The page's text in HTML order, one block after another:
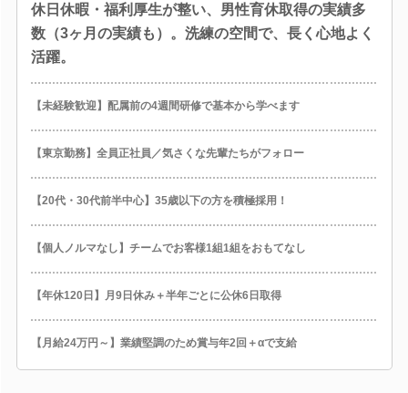
休日休暇・福利厚生が整い、男性育休取得の実績多
数（3ヶ月の実績も）。洗練の空間で、長く心地よく
活躍。
【未経験歓迎】配属前の4週間研修で基本から学べます
【東京勤務】全員正社員／気さくな先輩たちがフォロー
【20代・30代前半中心】35歳以下の方を積極採用！
【個人ノルマなし】チームでお客様1組1組をおもてなし
【年休120日】月9日休み＋半年ごとに公休6日取得
【月給24万円～】業績堅調のため賞与年2回＋αで支給